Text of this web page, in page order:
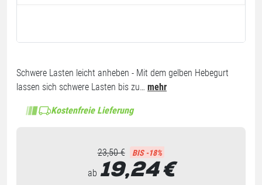
Schwere Lasten leicht anheben - Mit dem gelben Hebegurt
lassen sich schwere Lasten bis zu… mehr
Kostenfreie Lieferung
23,50 € BIS -18%
ab 19,24 €